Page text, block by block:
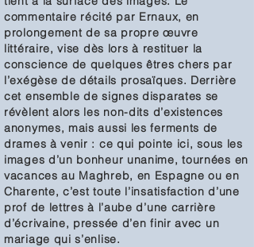
commentaire récité par Ernaux, en
prolongement de sa propre œuvre
littéraire, vise dès lors à restituer la
conscience de quelques êtres chers par
l’exégèse de détails prosaïques. Derrière
cet ensemble de signes disparates se
révèlent alors les non-dits d’existences
anonymes, mais aussi les ferments de
drames à venir : ce qui pointe ici, sous les
images d’un bonheur unanime, tournées en
vacances au Maghreb, en Espagne ou en
Charente, c’est toute l’insatisfaction d’une
prof de lettres à l’aube d’une carrière
d’écrivaine, pressée d’en finir avec un
mariage qui s’enlise.